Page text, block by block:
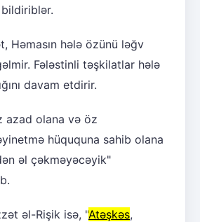
Həmasın hələ özünü ləğv
Fələstinli təşkilatlar hələ
davam etdirir.
azad olana və öz
hüququna sahib olana
əl çəkməyəcəyik"
əl-Rişik isə, "Atəşkəs,